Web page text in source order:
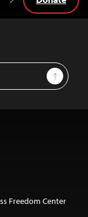
Sign Up
Freedom Center